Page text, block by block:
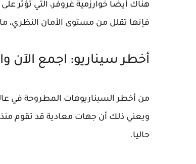
هناك أيضا خوارزمية غروفر، التي تؤثر
فإنها تقلل من مستوى الأمان النظري،
أخطر سيناريو: اجمع الآن
من أخطر السيناريوهات المطروحة في
ويعني ذلك أن جهات معادية قد تقوم منذ
حاليا.